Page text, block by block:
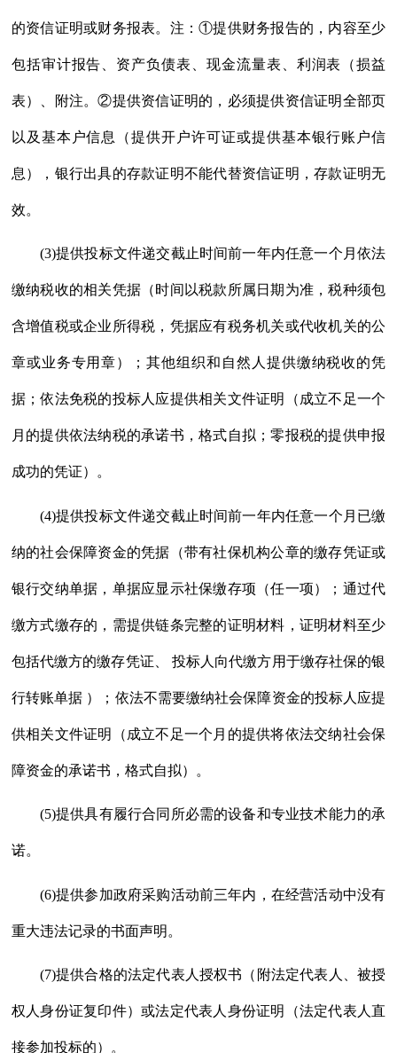
的资信证明或财务报表。注：①提供财务报告的，内容至少
包括审计报告、资产负债表、现金流量表、利润表（损益
表）、附注。②提供资信证明的，必须提供资信证明全部页
以及基本户信息（提供开户许可证或提供基本银行账户信
息），银行出具的存款证明不能代替资信证明，存款证明无
效。
(3)提供投标文件递交截止时间前一年内任意一个月依法
缴纳税收的相关凭据（时间以税款所属日期为准，税种须包
含增值税或企业所得税，凭据应有税务机关或代收机关的公
章或业务专用章）；其他组织和自然人提供缴纳税收的凭
据；依法免税的投标人应提供相关文件证明（成立不足一个
月的提供依法纳税的承诺书，格式自拟；零报税的提供申报
成功的凭证）。
(4)提供投标文件递交截止时间前一年内任意一个月已缴
纳的社会保障资金的凭据（带有社保机构公章的缴存凭证或
银行交纳单据，单据应显示社保缴存项（任一项）；通过代
缴方式缴存的，需提供链条完整的证明材料，证明材料至少
包括代缴方的缴存凭证、 投标人向代缴方用于缴存社保的银
行转账单据 ）；依法不需要缴纳社会保障资金的投标人应提
供相关文件证明（成立不足一个月的提供将依法交纳社会保
障资金的承诺书，格式自拟）。
(5)提供具有履行合同所必需的设备和专业技术能力的承
诺。
(6)提供参加政府采购活动前三年内，在经营活动中没有
重大违法记录的书面声明。
(7)提供合格的法定代表人授权书（附法定代表人、被授
权人身份证复印件）或法定代表人身份证明（法定代表人直
接参加投标的）。